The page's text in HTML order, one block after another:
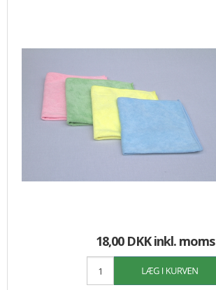
18,00 DKKinkl. moms